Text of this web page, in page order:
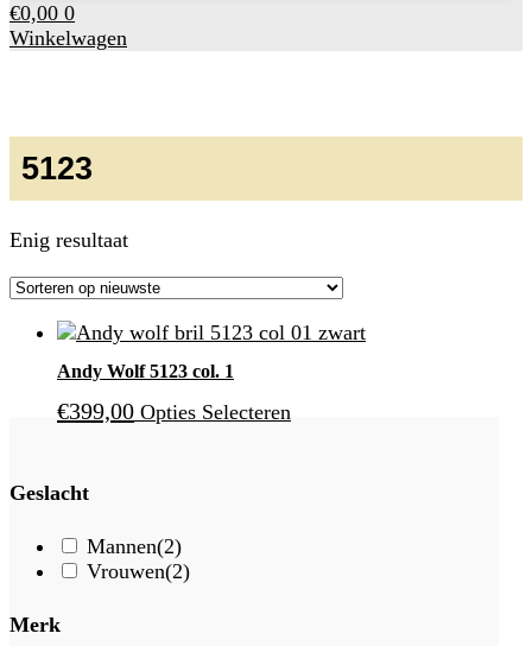
€0,00 0
Winkelwagen
5123
Enig resultaat
Andy Wolf 5123 col. 1
€399,00 Opties Selecteren
Geslacht
Mannen(2)
Vrouwen(2)
Merk